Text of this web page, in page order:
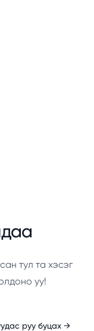
тул та хэсэг
уу!
руу буцах →